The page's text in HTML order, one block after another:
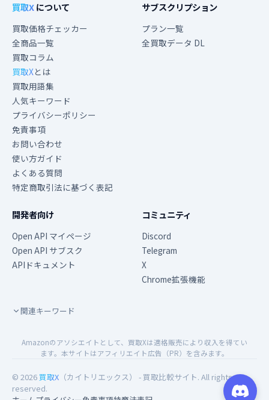
買取Xについて
買取価格チェッカー
全商品一覧
買取コラム
買取Xとは
買取用語集
人気キーワード
プライバシーポリシー
免責事項
お問い合わせ
使い方ガイド
よくある質問
特定商取引法に基づく表記
サブスクリプション
プラン一覧
全買取データ DL
開発者向け
Open API マイページ
Open API サブスク
APIドキュメント
コミュニティ
Discord
Telegram
X
Chrome拡張機能
関連キーワード
Amazonのアソシエイトとして、買取Xは適格販売により収入を得てい
ます。本サイトはアフィリエイト広告（PR）を含みます。
© 2026 買取X （カイトリエックス） - 買取比較サイト. All rights
reserved.